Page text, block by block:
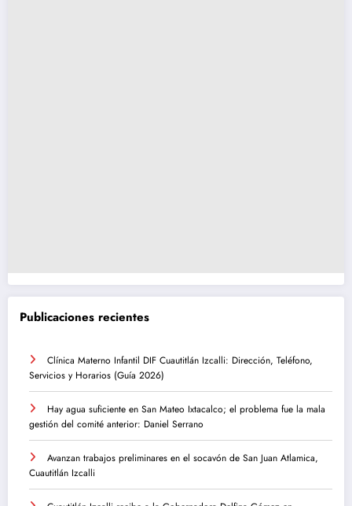
Publicaciones recientes
Clínica Materno Infantil DIF Cuautitlán Izcalli: Dirección, Teléfono,
Servicios y Horarios (Guía 2026)
Hay agua suficiente en San Mateo Ixtacalco; el problema fue la mala
gestión del comité anterior: Daniel Serrano
Avanzan trabajos preliminares en el socavón de San Juan Atlamica,
Cuautitlán Izcalli